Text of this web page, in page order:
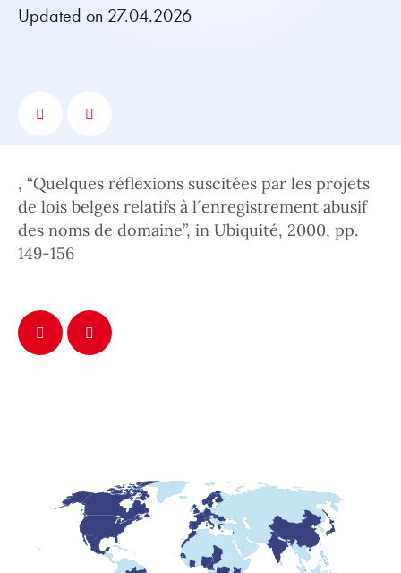
Updated on 27.04.2026
, “Quelques réflexions suscitées par les projets
de lois belges relatifs à l´enregistrement abusif
des noms de domaine”, in Ubiquité, 2000, pp.
149-156